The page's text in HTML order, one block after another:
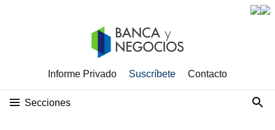
Informe Privado Suscríbete Contacto
Secciones